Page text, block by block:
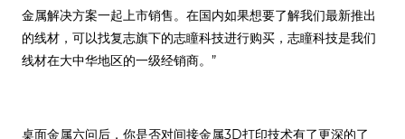
金属解决方案一起上市销售。在国内如果想要了解我们最新推出
的线材，可以找复志旗下的志瞳科技进行购买，志瞳科技是我们
线材在大中华地区的一级经销商。”
桌面金属六问后，你是否对间接金属3D打印技术有了更深的了